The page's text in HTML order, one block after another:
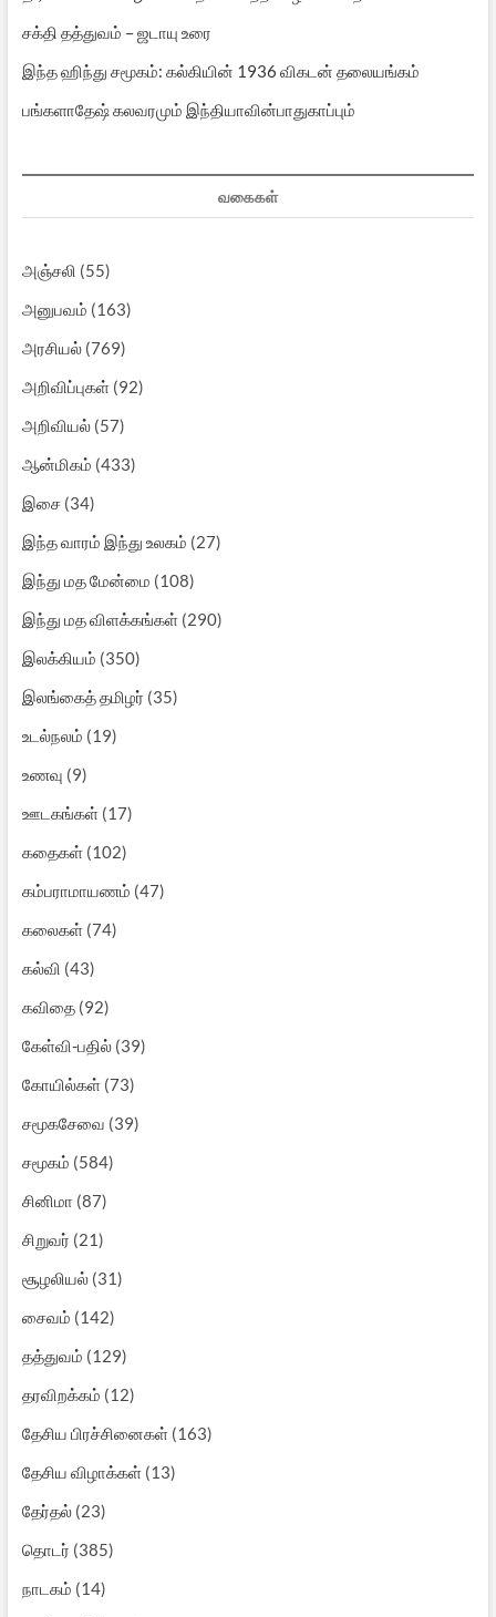
சக்தி தத்துவம் – ஜடாயு உரை
இந்த ஹிந்து சமூகம்: கல்கியின் 1936 விகடன் தலையங்கம்
பங்களாதேஷ் கலவரமும் இந்தியாவின்பாதுகாப்பும்
வகைகள்
அஞ்சலி (55)
அனுபவம் (163)
அரசியல்(769)
அறிவிப்புகள்(92)
அறிவியல்(57)
ஆன்மிகம் (433)
இசை(34)
இந்த வாரம் இந்து உலகம் (27)
இந்து மத மேன்மை (108)
இந்து மத விளக்கங்கள்(290)
இலக்கியம் (350)
இலங்கைத் தமிழர் (35)
உடல்நலம் (19)
உணவு (9)
ஊடகங்கள்(17)
கதைகள்(102)
கம்பராமாயணம் (47)
கலைகள்(74)
கல்வி (43)
கவிதை(92)
கேள்வி-பதில்(39)
கோயில்கள்(73)
சமூகசேவை (39)
சமூகம் (584)
சினிமா (87)
சிறுவர் (21)
சூழலியல்(31)
சைவம் (142)
தத்துவம் (129)
தரவிறக்கம் (12)
தேசிய பிரச்சினைகள்(163)
தேசிய விழாக்கள்(13)
தேர்தல்(23)
தொடர் (385)
நாடகம் (14)